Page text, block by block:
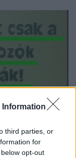
Information
third parties, or
for
opt-out